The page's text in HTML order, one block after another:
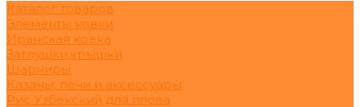
Каталог товаров
Элементы ковки
Иранская ковка
Заглушки,крышки
Шарниры
Казаны, печи и аксессуары
Рис Узбекский для плова